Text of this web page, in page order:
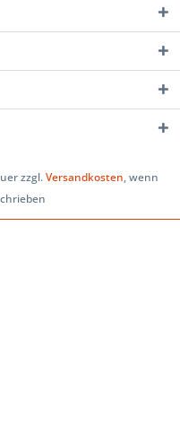
zzgl.Versandkosten, wenn